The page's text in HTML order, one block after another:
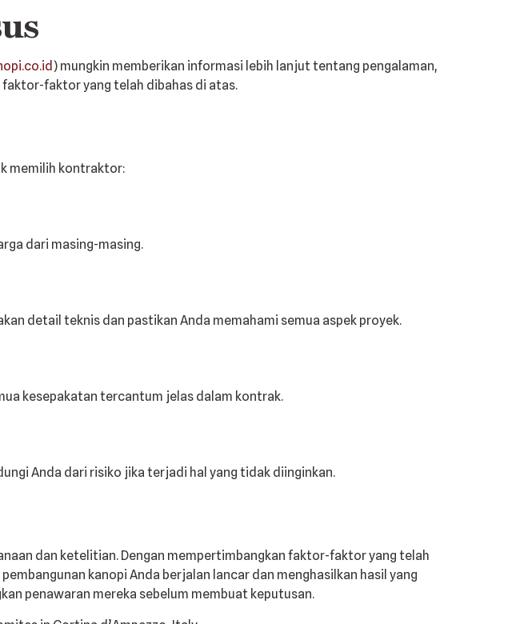
) mungkin memberikan informasi lebih lanjut tentang pengalaman,
faktor-faktor yang telah dibahas di atas.
memilih kontraktor:
dari masing-masing.
detail teknis dan pastikan Anda memahami semua aspek proyek.
kesepakatan tercantum jelas dalam kontrak.
Anda dari risiko jika terjadi hal yang tidak diinginkan.
dan ketelitian. Dengan mempertimbangkan faktor-faktor yang telah
kanopi Anda berjalan lancar dan menghasilkan hasil yang
penawaran mereka sebelum membuat keputusan.